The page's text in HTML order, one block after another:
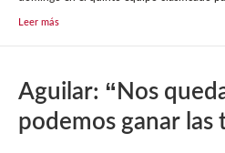
Leer más
Aguilar: “Nos
podemos ganar las